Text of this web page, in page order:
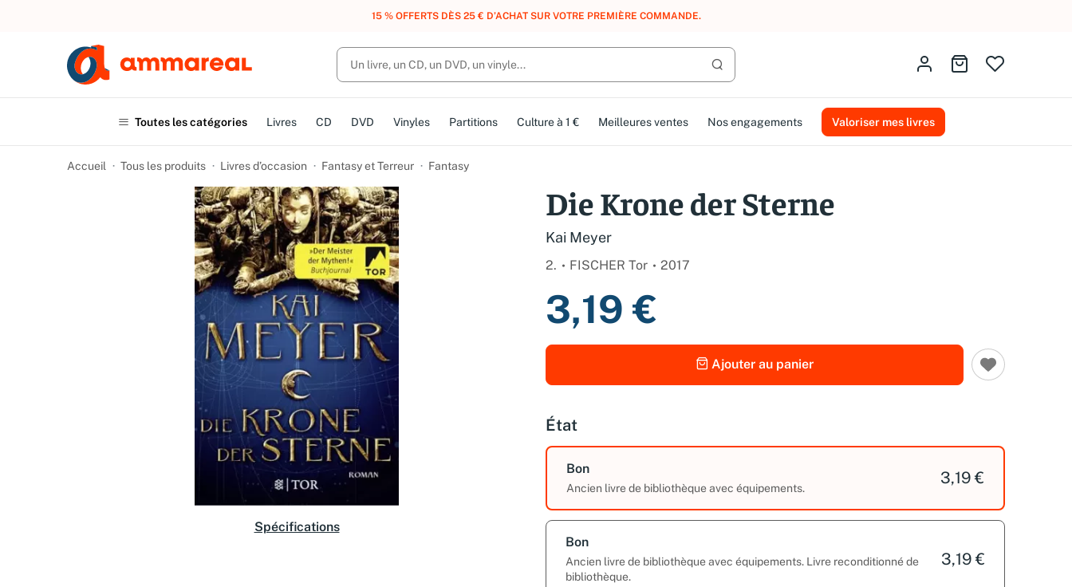
UN ACHAT, DES POINTS, DES RÉCOMPENSES :REJOIGNEZ GRATUITEMENT LE CLUB AMMAREAL.
Lancer la recherche
Identifiez-vousAller au panier
Toutes les catégories Livres CD DVD Vinyles Partitions Culture à 1 € Meilleures ventes Nos engagements Valoriser mes livres
Accueil Tous les produits Livres d’occasion Fantasy et Terreur Fantasy
Spécifications
Die Krone der Sterne
Kai Meyer
2. FISCHER Tor 2017
3,19 €
Ajouter au panier
État
Bon
Ancien livre de bibliothèque avec équipements.
3,19 €
Bon
Ancien livre de bibliothèque avec équipements. Livre reconditionné de
bibliothèque.
3,19 €